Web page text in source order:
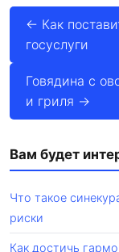
← Как
госуслуги
Говядина с
и гриля →
Вам будет
Что такое
риски
Как достичь